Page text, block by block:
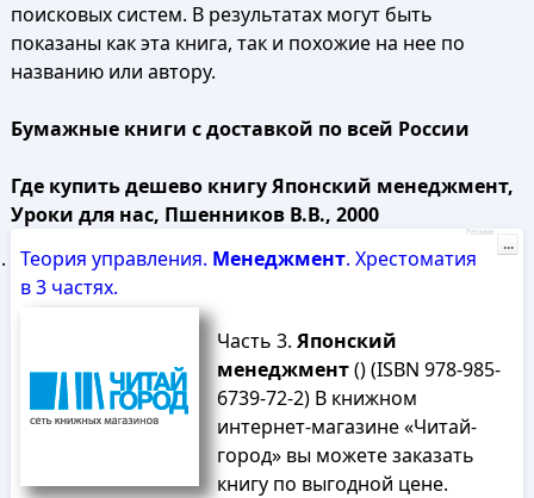
поисковых систем. В результатах могут быть
показаны как эта книга, так и похожие на нее по
названию или автору.
Бумажные книги с доставкой по всей России
Где купить дешево книгу Японский менеджмент,
Уроки для нас, Пшенников В.В., 2000
Теория управления. Менеджмент. Хрестоматия
в 3 частях.
Часть 3. Японский
менеджмент() (ISBN 978-985-
6739-72-2) В книжном
интернет-магазине «Читай-
город» вы можете заказать
книгу по выгодной цене.
Реклама
...